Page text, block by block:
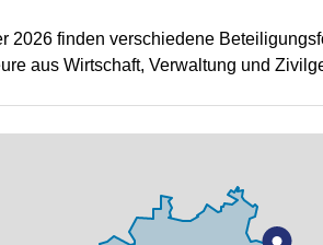
2026 finden verschiedene
aus Wirtschaft, Verwaltung und